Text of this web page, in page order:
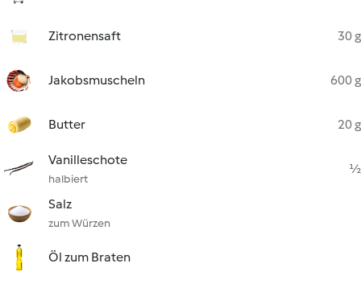
Zitronensaft 30 g
Jakobsmuscheln 600 g
Butter 20 g
Vanilleschote
halbiert
½
Salz
zum Würzen
Öl zum Braten